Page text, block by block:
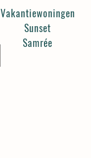
Vakantiewoningen
Sunset
Samrée